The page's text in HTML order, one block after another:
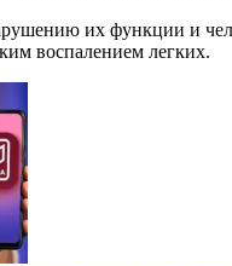
их функции и
воспалением легких.